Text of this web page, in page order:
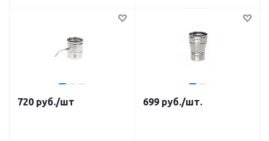
720 руб./шт 699 руб./шт.